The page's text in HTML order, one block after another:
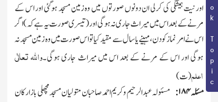
Book Topic اور نیت ہمیشگی کی کرلی ان دونوں صورتوں میں وہ زمین مسجد ہوگئی اور اس کے
مرنے کے بعد اس میں میراث جاری نہ ہوگی اور(تیسری صورت یہ ہے کہ)اگر
اس نے امر نماز کو دن،مہینے یا سال سے مقیدکیا تو اس صورت میں وہ زمین مسجد نہ
ہوگی اور اس کے مرنے کے بعد اس میں میراث جاری ہوگی۔واﷲ تعالٰی
اعلم(ت)
مسئلہ۱۸۴:
مسئولہ عبدالرحیم وکریم احمد صاحبان متولیان مسجد مچھلی بازار کان